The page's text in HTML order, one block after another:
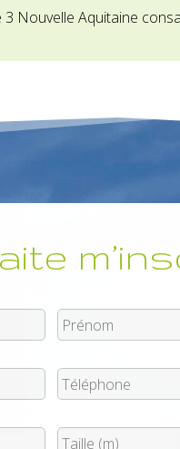
3 Nouvelle Aquitaine